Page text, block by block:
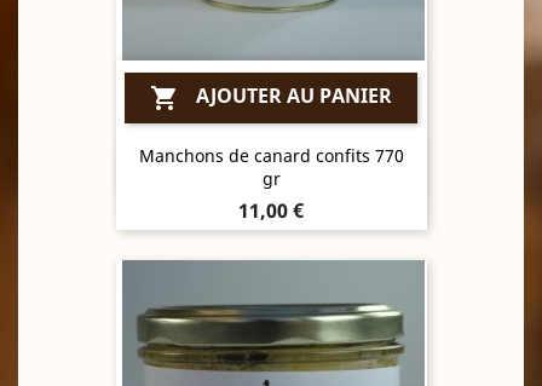
 AJOUTER AU PANIER
Manchons de canard confits 770
gr
Prix
11,00 €
Aperçu rapide